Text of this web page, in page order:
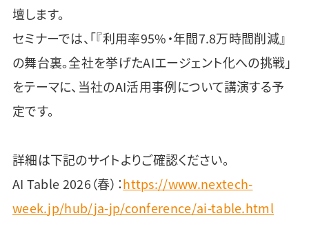
壇します。
セミナーでは、「『利用率95%・年間7.8万時間削減』
の舞台裏。全社を挙げたAIエージェント化への挑戦」
をテーマに、当社のAI活用事例について講演する予
定です。
詳細は下記のサイトよりご確認ください。
AI Table 2026（春）：https://www.nextech-
week.jp/hub/ja-jp/conference/ai-table.html